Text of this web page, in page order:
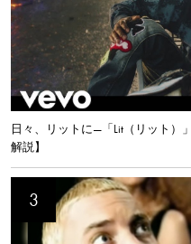
日々、リットに—「Lit（リット）
解説】